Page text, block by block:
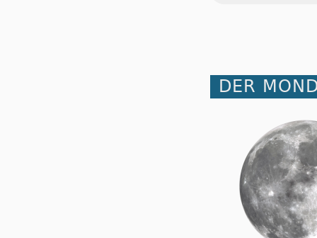
DER